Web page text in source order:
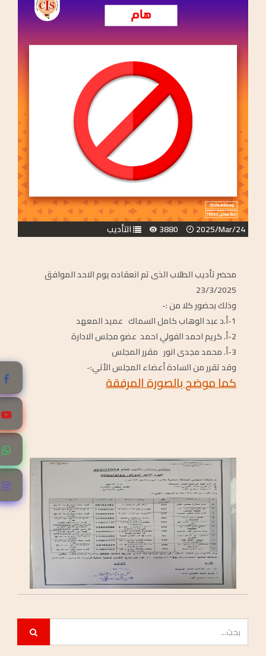
2025/Mar/24
3880 التأديب
محضر تأديب الطلاب الذى تم انعقاده يوم الاحد الموافق
23/3/2025
وذلك بحضور كلا من :-
1-أ.د عبد الوهاب كامل السماك عميد المعهد
2-أ. كريم احمد الفولي احمد عضو مجلس الادارة
3-أ. محمد مجدى انور مقرر المجلس
وقد تقرر من السادة أعضاء المجلس الأتي:-
كما موضح بالصورة المرفقة
مجلس تأديب الطلاب
2026/JUN/11
نتائج مجلس التأديب
2026/APR/21